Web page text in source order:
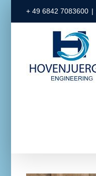
Inhalt
+ 49 6842 7083600 |